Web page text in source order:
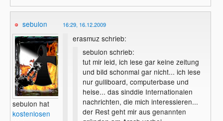
sebulon
sebulon hat
kostenlosen
16:29, 16.12.2009
erasmuz schrieb:
sebulon schrieb:
tut mir leid, ich lese gar keine zeitung
und bild schonmal gar nicht... ich lese
nur gulliboard, computerbase und
heise... das sinddie Internationalen
nachrichten, die mich interessieren...
der Rest geht mir aus genannten